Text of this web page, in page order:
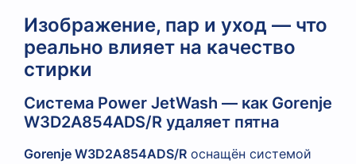
Изображение, пар и уход — что
реально влияет на качество
стирки
Система Power JetWash — как Gorenje
W3D2A854ADS/R удаляет пятна
Gorenje W3D2A854ADS/R оснащён системой